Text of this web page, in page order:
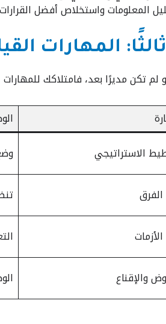
المعلومات واستخلاص أفضل
المهارات
لم تكن مديرًا بعد، فامتلاكك
الاستراتيجي
الفرق
والإقناع